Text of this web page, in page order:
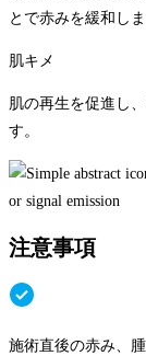
とで赤みを緩和しま
肌キメ
肌の再生を促進し
す。
注意事項
施術直後の赤み、